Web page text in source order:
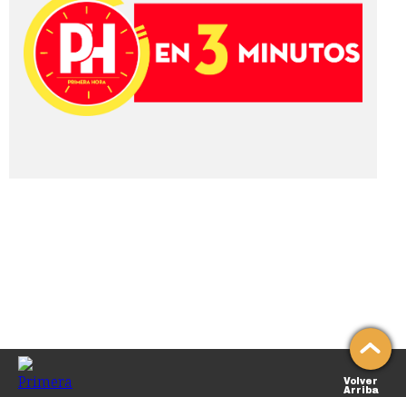
Volver
Arriba